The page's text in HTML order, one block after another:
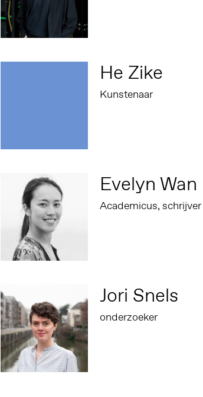
He Zike
Kunstenaar
Evelyn Wan
Academicus,
Jori Snels
onderzoeker